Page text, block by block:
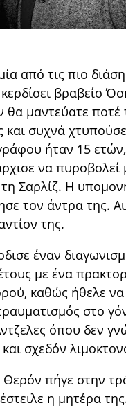
από τις πιο
βραβείο
θα μαντεύατε
συχνά
ήταν 15
να
Σαρλίζ. Η
τον άντρα της.
της.
έναν
με ένα
καθώς ήθελε
στο
όπου δεν
σχεδόν
Θερόν πήγε στην
η μητέρα